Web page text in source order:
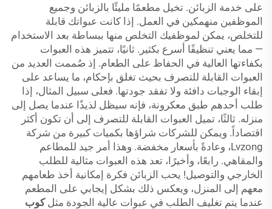
على خدمة الزبائن. تخيل مطعمًا مليئًا بالزبائن وجميع
الموظفين منهمكين في العمل. إذا كانت عبواتك قابلة
للتخلص، يمكن لموظفيك التخلص منها ببساطة بعد الاستخدام
— مما يعني تنظيفًا أسرع بكثير. ثانيًا، تتميز هذه العبوات
بكفاءتها العالية في الحفاظ على الطعام. إذ صُممت العديد من
العبوات القابلة للتصرف بحيث تغلق بإحكام، ما يساعد على
إبقاء الوجبات دافئة ولا تفقد جودتها. فعلى سبيل المثال، إذا
طلب أحدهم طبق معكرونة، فإنه سيظل لذيذًا عندما يصل إلى
منزله. ثالثًا، تميل العبوات القابلة للتصرف إلى أن تكون أكثر
اقتصاداً. ويمكن للشركات شراؤها بكميات كبيرة من شركة
Lvzong، وعادةً بأسعار مخفضة. وهذا أمر جيد للمطاعم
والمقاهي. رابعًا، وأخيرًا، تعد هذه العبوات مثالية للطلب
الخارجي والتوصيل! يحب الزبائن فكرة إمكانية أخذ طعامهم
معهم إلى المنزل، ويعكس ذلك بشكل إيجابي على المطعم
عندما يتم تغليف الطلب في عبوات عالية الجودة مثلكوب